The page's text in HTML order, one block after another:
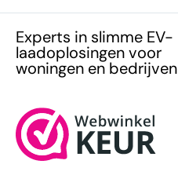
Experts in slimme EV-
laadoplosingen voor
woningen en bedrijven